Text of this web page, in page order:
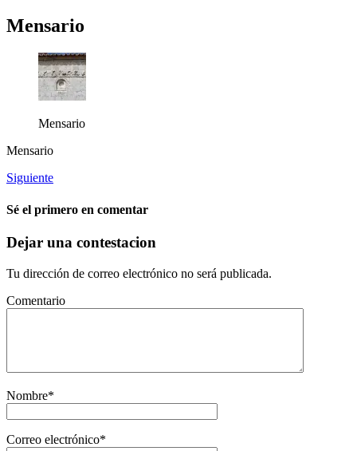
Mensario
Mensario
Mensario
Siguiente
Sé el primero en comentar
Dejar una contestacion
Tu dirección de correo electrónico no será publicada.
Comentario
Nombre*
Correo electrónico*